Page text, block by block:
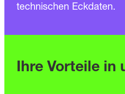
technischen Eckdaten.
Ihre Vorteile in